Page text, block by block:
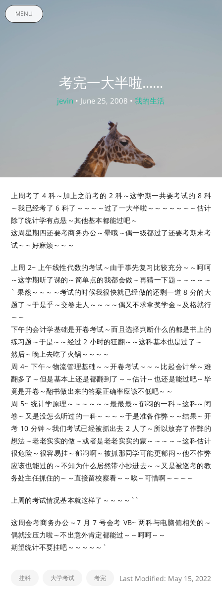
MENU
考完一大半啦......
jevin • June 25, 2008 • 我的生活
上周考了 4 科～加上之前考的 2 科～这学期一共要考试的 8 科
～我已经考了 6 科了～～～～过了一大半啦～～～～～～～估计
除了统计学有点悬～其他基本都能过吧～
这周星期四还要考商务办公～晕哦～偶一级都过了还要考期末考
试～～好麻烦～～～
上周 2~ 上午线性代数的考试～由于事先复习比较充分～～呵呵
～这学期听了课的～简单点的我都会做～再猜一下题～～～～～
` 果然～～～～考试的时候我很快就已经做的还剩一道 8 分的大
题了～于是乎～交卷走人～～～～偶又不求拿奖学金～及格就行
～～
下午的会计学基础是开卷考试～而且选择判断什么的都是书上的
练习题～于是～～经过 2 小时的狂翻～～这科基本也是过了～
然后～晚上去吃了火锅～～～～
周 4~ 下午～物流管理基础～～开卷考试～～～比起会计学～难
翻多了～但是基本上还是都翻到了～～估计～也还是能过吧～毕
竟是开卷～翻书做出来的答案正确率应该不低吧～～
周 5~ 统计学原理～～～～～～最最最～郁闷的一科～这科～闭
卷～又是没怎么听过的一科～～～～于是准备作弊～～结果～开
考 10 分钟～我们考试已经被抓出去 2 人了～所以放弃了作弊的
想法～老老实实的做～或者是老老实实的蒙～～～～～这科估计
很危险～很容易挂～郁闷啊～被抓那同学可能更郁闷～他不作弊
应该也能过的～不知为什么居然带小抄进去～～又是被巡考的教
务处主任抓住的～～直接留校察看～～唉～可惜啊～～～～
上周的考试情况基本就这样了～～～～``
这周会考商务办公～7 月 7 号会考 VB~ 两科与电脑偏相关的～
偶就没压力啦～不出意外肯定都能过～～呵呵～～
期望统计不要挂吧～～～～～`
挂科 大学考试 考完 Last Modified: May 15, 2022